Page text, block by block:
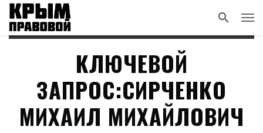
КЛЮЧЕВОЙ
ЗАПРОС:СИРЧЕНКО
МИХАИЛ МИХАЙЛОВИЧ